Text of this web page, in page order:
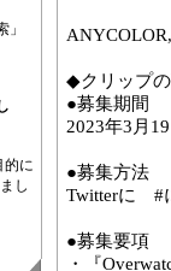
的に
し
◆クリップ
●募集期間
2023年3月
●募集方法
Twitterに #
●募集要項
・『